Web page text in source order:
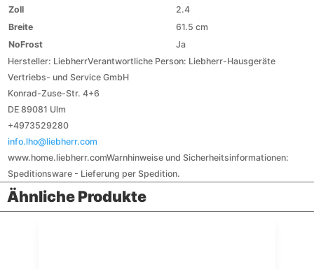
Zoll
2.4
Breite
61.5 cm
NoFrost
Ja
Hersteller: LiebherrVerantwortliche Person: Liebherr-Hausgeräte
Vertriebs- und Service GmbH
Konrad-Zuse-Str. 4+6
DE 89081 Ulm
+4973529280
info.lho@liebherr.com
www.home.liebherr.comWarnhinweise und Sicherheitsinformationen:
Speditionsware - Lieferung per Spedition.
Ähnliche Produkte